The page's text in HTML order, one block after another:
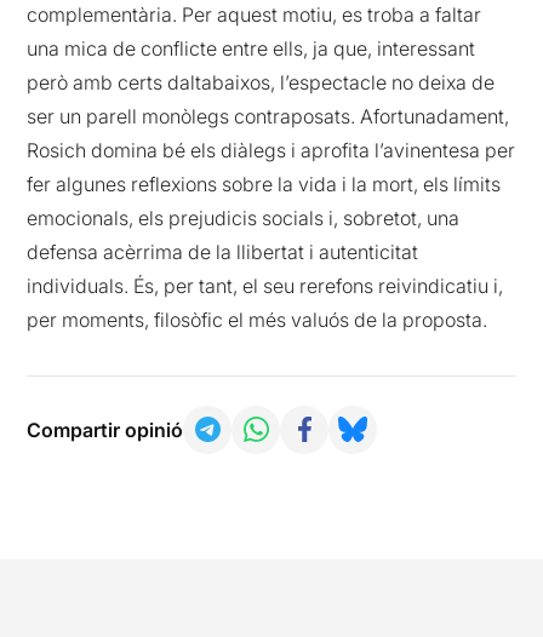
complementària. Per aquest motiu, es troba a faltar
una mica de conflicte entre ells, ja que, interessant
però amb certs daltabaixos, l’espectacle no deixa de
ser un parell monòlegs contraposats. Afortunadament,
Rosich domina bé els diàlegs i aprofita l’avinentesa per
fer algunes reflexions sobre la vida i la mort, els límits
emocionals, els prejudicis socials i, sobretot, una
defensa acèrrima de la llibertat i autenticitat
individuals. És, per tant, el seu rerefons reivindicatiu i,
per moments, filosòfic el més valuós de la proposta.
Compartir opinió